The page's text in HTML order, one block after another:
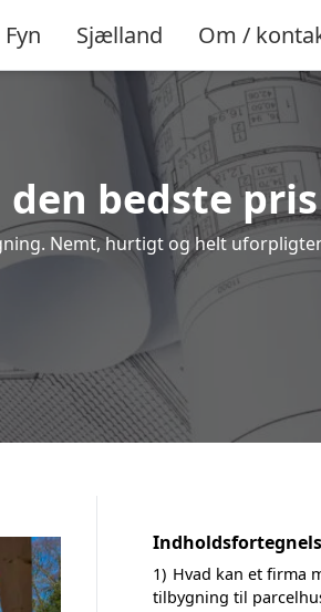
Fyn Sjælland Om /
bedste pris
Nemt, hurtigt og helt
1) Hvad kan et firma
tilbygning til